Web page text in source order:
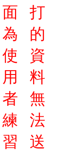
面
為
使
用
者
練
習
打
的
資
料
無
法
送